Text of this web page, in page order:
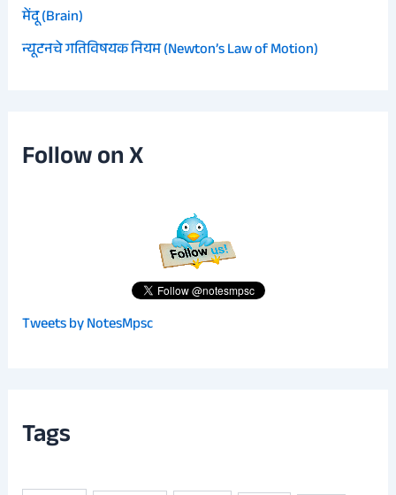
मेंदू (Brain)
न्यूटनचे गतिविषयक नियम (Newton’s Law of Motion)
Follow on X
Tweets by NotesMpsc
Tags